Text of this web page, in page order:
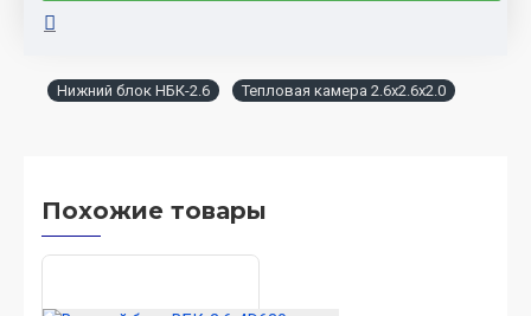
Нижний блок НБК-2.6 Тепловая камера 2.6х2.6х2.0
Похожие товары